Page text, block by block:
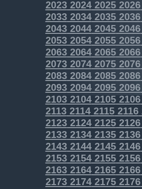
2023202420252026
2033203420352036
2043204420452046
2053205420552056
2063206420652066
2073207420752076
2083208420852086
2093209420952096
2103210421052106
2113211421152116
2123212421252126
2133213421352136
2143214421452146
2153215421552156
2163216421652166
2173217421752176